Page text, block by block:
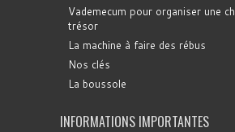
Vademecum pour organiser une
trésor
La machine à faire des rébus
Nos clés
La boussole
INFORMATIONS IMPORTANTES